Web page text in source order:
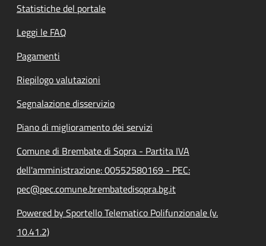
Statistiche del portale
Leggi le FAQ
Pagamenti
Riepilogo valutazioni
Segnalazione disservizio
Piano di miglioramento dei servizi
Comune di Brembate di Sopra - Partita IVA
dell'amministrazione: 00552580169 - PEC:
pec@pec.comune.brembatedisopra.bg.it
Powered by Sportello Telematico Polifunzionale (v.
10.41.2)